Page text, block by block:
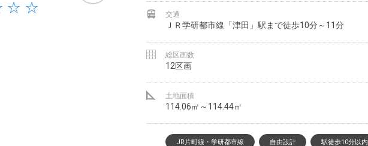
交通
ＪＲ学研都市線「津田」駅まで徒歩10分～11分
総区画数
12区画
土地面積
114.06㎡～114.44㎡
JR片町線・学研都市線 自由設計 駅徒歩10分以内